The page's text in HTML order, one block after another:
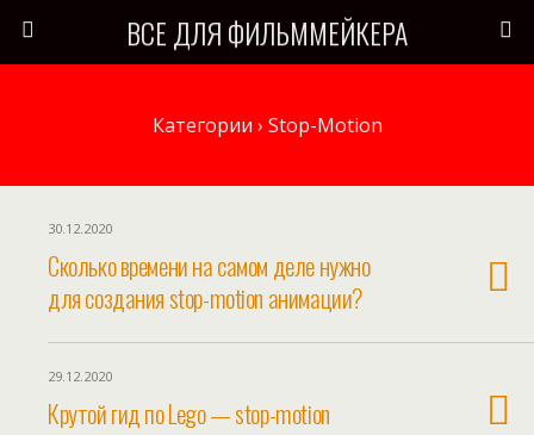
ВСЕ ДЛЯ ФИЛЬММЕЙКЕРА
Категории › Stop-Motion
30.12.2020
Сколько времени на самом деле нужно
для создания stop-motion анимации?
29.12.2020
Крутой гид по Lego — stop-motion